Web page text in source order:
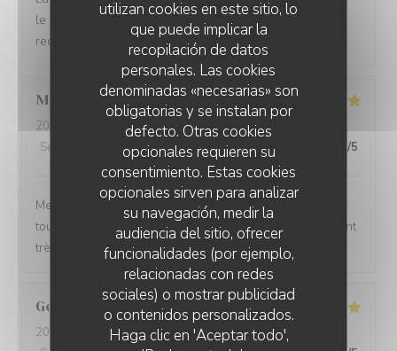
utilizan cookies en este sitio, lo
que puede implicar la
recopilación de datos
personales. Las cookies
denominadas «necesarias» son
obligatorias y se instalan por
defecto. Otras cookies
opcionales requieren su
consentimiento. Estas cookies
opcionales sirven para analizar
su navegación, medir la
audiencia del sitio, ofrecer
funcionalidades (por ejemplo,
relacionadas con redes
sociales) o mostrar publicidad
o contenidos personalizados.
Haga clic en 'Aceptar todo',
le cadre très agréable et l'équipe très sympa ! Je
recommande !
Maelle
2026-08-05
- 19:45 - Invitados 2
Servicio
Ambiente: 5/5 Menú : 5/5 Calidad / Precio /5
Menus variés, changeant en fonction des saisons et
toujours réfléchis, et excellents. Le service est également
très agréable avec un sommelier de très bon conseil.
Georges
2026-08-04
- 19:15 - Invitados 2